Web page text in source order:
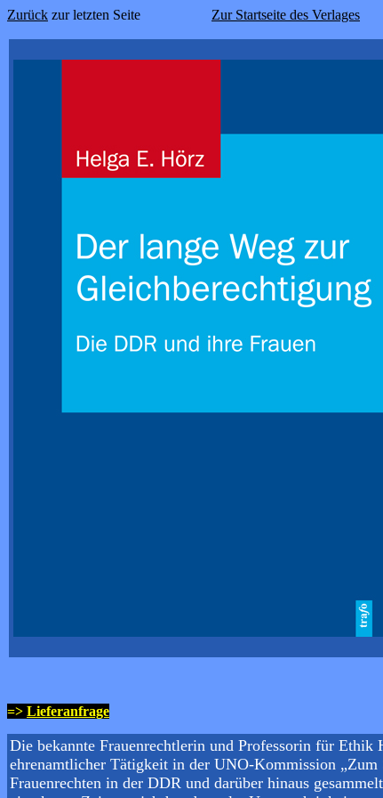
Zurück zur letzten Seite Zur Startseite des Verlages
=> Lieferanfrage
Die bekannte Frauenrechtlerin und Professorin für
ehrenamtlicher Tätigkeit in der UNO-Kommission
Frauenrechten in der DDR und darüber hinaus